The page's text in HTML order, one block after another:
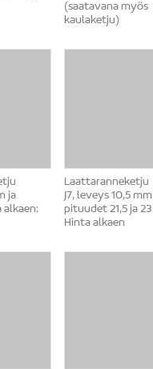
(saatavana myös
kaulaketju)
ja
alkaen:
Laattaranneketju
J7, leveys 10,5
pituudet 21,5 ja
Hinta alkaen